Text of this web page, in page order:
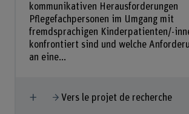
kommunikativen Herausforderungen
Pflegefachpersonen im Umgang mit
fremdsprachigen Kinderpatienten/-
konfrontiert sind und welche
an eine...
Afficher plus
Vers le projet de recherche